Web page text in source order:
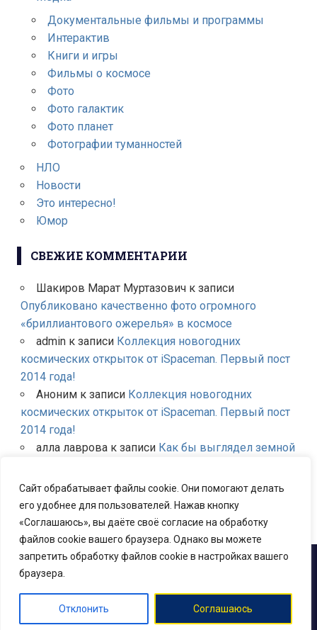
Сайт обрабатывает файлы cookie. Они помогают делать
его удобнее для пользователей. Нажав кнопку
«Соглашаюсь», вы даёте своё согласие на обработку
файлов cookie вашего браузера. Однако вы можете
запретить обработку файлов cookie в настройках вашего
браузера.
Отклонить Соглашаюсь
Документальные фильмы и программы
Интерактив
Книги и игры
Фильмы о космосе
Фото
Фото галактик
Фото планет
Фотографии туманностей
НЛО
Новости
Это интересно!
Юмор
СВЕЖИЕ КОММЕНТАРИИ
Шакиров Марат Муртазовичк записи
Опубликовано качественно фото огромного
«бриллиантового ожерелья» в космосе
adminк записи Коллекция новогодних
космических открыток от iSpaceman. Первый пост
2014 года!
Анонимк записи Коллекция новогодних
космических открыток от iSpaceman. Первый пост
2014 года!
алла лавровак записи Как бы выглядел земной
планеты Солнечной системы?
adminк записиПервое в мире успешное
испытание многоразовой ракеты
2013 - 2026 ©